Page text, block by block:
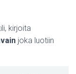
kirjoita
joka luotiin